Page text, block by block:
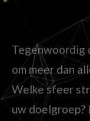
Tegenwoordig
om meer dan
Welke sfeer
uw